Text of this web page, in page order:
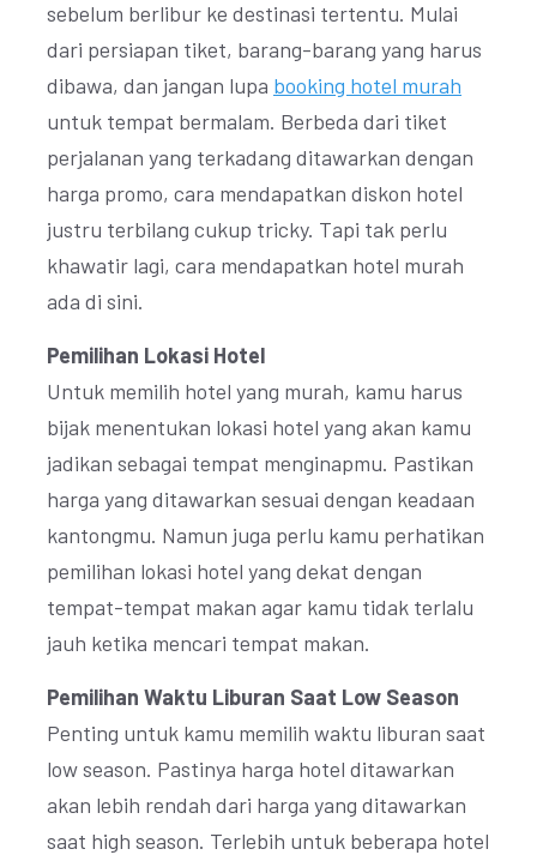
sebelum berlibur ke destinasi tertentu. Mulai
dari persiapan tiket, barang-barang yang harus
dibawa, dan jangan lupa booking hotel murah
untuk tempat bermalam. Berbeda dari tiket
perjalanan yang terkadang ditawarkan dengan
harga promo, cara mendapatkan diskon hotel
justru terbilang cukup tricky. Tapi tak perlu
khawatir lagi, cara mendapatkan hotel murah
ada di sini.
Pemilihan Lokasi Hotel
Untuk memilih hotel yang murah, kamu harus
bijak menentukan lokasi hotel yang akan kamu
jadikan sebagai tempat menginapmu. Pastikan
harga yang ditawarkan sesuai dengan keadaan
kantongmu. Namun juga perlu kamu perhatikan
pemilihan lokasi hotel yang dekat dengan
tempat-tempat makan agar kamu tidak terlalu
jauh ketika mencari tempat makan.
Pemilihan Waktu Liburan Saat Low Season
Penting untuk kamu memilih waktu liburan saat
low season. Pastinya harga hotel ditawarkan
akan lebih rendah dari harga yang ditawarkan
saat high season. Terlebih untuk beberapa hotel